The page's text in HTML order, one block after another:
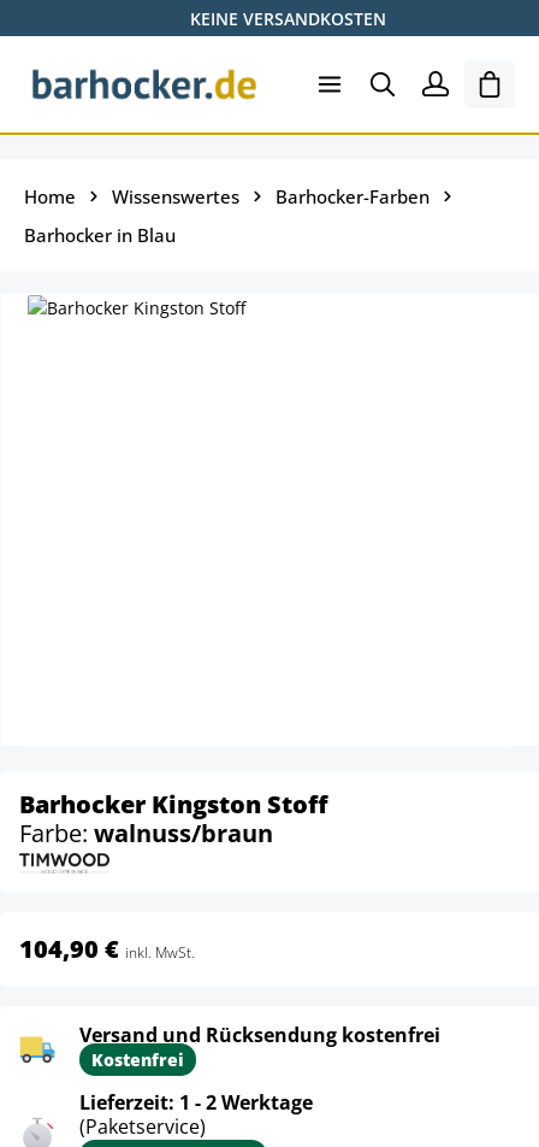
Zum Hauptinhalt springenKEINE VERSANDKOSTEN
Home Wissenswertes
Barhocker-Farben
Barhocker in Blau
Barhocker Kingston Stoff
Farbe: walnuss/braun
104,90 € inkl. MwSt.
Versand und Rücksendung kostenfrei
Kostenfrei
Lieferzeit: 1 - 2 Werktage
(Paketservice)